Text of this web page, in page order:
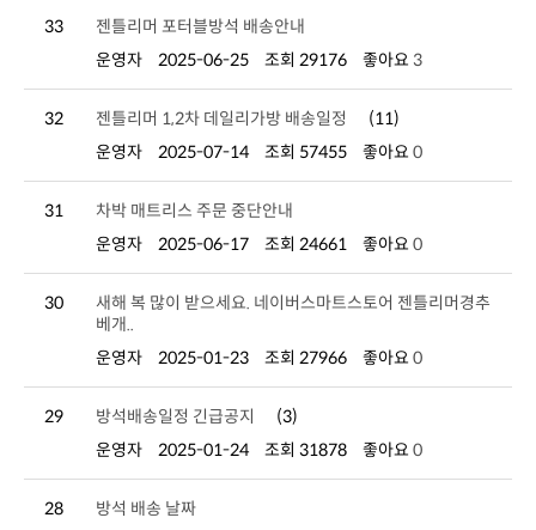
33
젠틀리머 포터블방석 배송안내
운영자
2025-06-25 조회 29176 좋아요 3
32 젠틀리머 1,2차 데일리가방 배송일정
(11)
운영자
2025-07-14 조회 57455 좋아요 0
31
차박 매트리스 주문 중단안내
운영자
2025-06-17 조회 24661 좋아요 0
30
베개..
운영자
2025-01-23 조회 27966 좋아요 0
29 방석배송일정 긴급공지
(3)
운영자
2025-01-24 조회 31878 좋아요 0
28
방석 배송 날짜